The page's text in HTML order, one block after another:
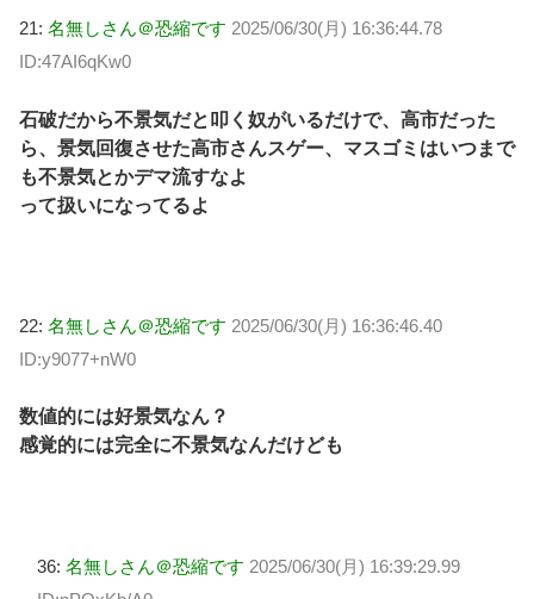
21: 名無しさん＠恐縮です 2025/06/30(月) 16:36:44.78
ID:47AI6qKw0
石破だから不景気だと叩く奴がいるだけで、高市だった
ら、景気回復させた高市さんスゲー、マスゴミはいつまで
も不景気とかデマ流すなよ
って扱いになってるよ
22: 名無しさん＠恐縮です 2025/06/30(月) 16:36:46.40
ID:y9077+nW0
数値的には好景気なん？
感覚的には完全に不景気なんだけども
36: 名無しさん＠恐縮です 2025/06/30(月) 16:39:29.99